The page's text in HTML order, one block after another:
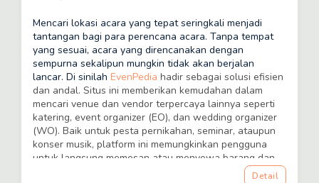
Mencari lokasi acara yang tepat seringkali menjadi
tantangan bagi para perencana acara. Tanpa tempat
yang sesuai, acara yang direncanakan dengan
sempurna sekalipun mungkin tidak akan berjalan
lancar. Di sinilah EvenPedia hadir sebagai solusi efisien
dan andal. Situs ini memberikan kemudahan dalam
mencari venue dan vendor terpercaya lainnya seperti
katering, event organizer (EO), dan wedding organizer
(WO). Baik untuk pesta pernikahan, seminar, ataupun
konser musik, platform ini memungkinkan pengguna
untuk langsung memesan atau menyewa barang dan
jasa yang mereka butuhkan dengan cepat dan mudah.
Detail